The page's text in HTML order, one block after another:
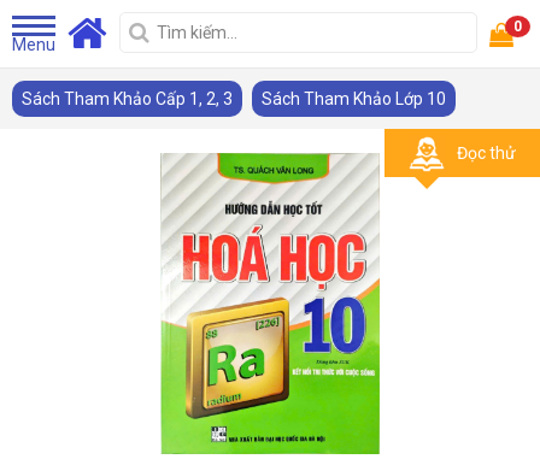
Menu
0
Sách Tham Khảo Cấp 1, 2, 3 Sách Tham Khảo Lớp 10
Đọc thử